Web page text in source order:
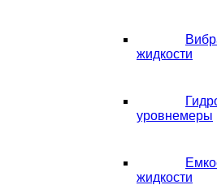
жидкости
уровнемеры
жидкости